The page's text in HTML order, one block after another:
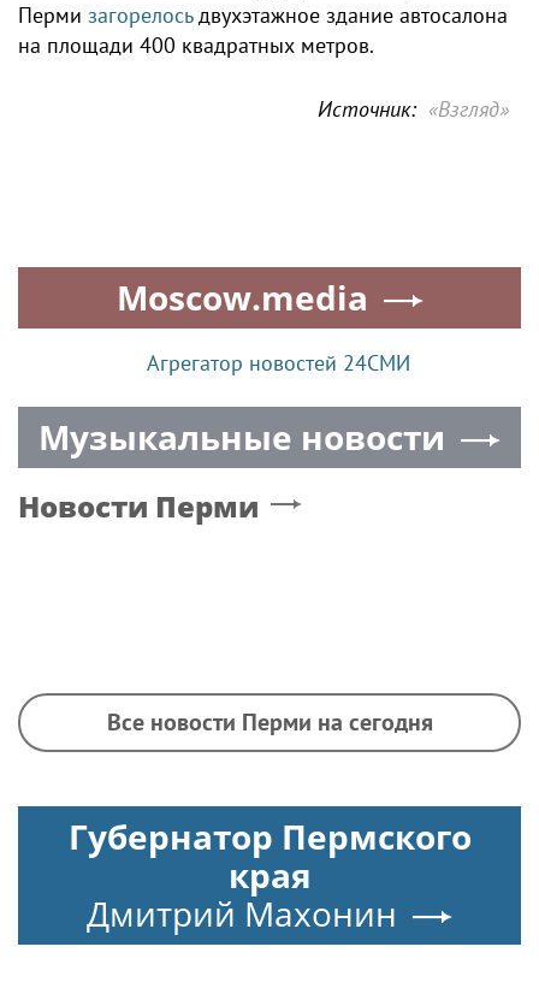
Перми загорелосьдвухэтажное здание автосалона
на площади 400 квадратных метров.
Источник: «Взгляд»
Moscow.media
Агрегатор новостей 24СМИ
Музыкальные новости
Новости Перми
Все новости Перми на сегодня
Губернатор Пермского
края
Дмитрий Махонин